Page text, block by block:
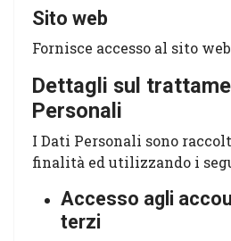
Sito web
Fornisce accesso al sito
Dettagli sul
Personali
I Dati Personali sono
finalità ed utilizzando i
Accesso agli
terzi